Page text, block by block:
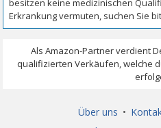
Über uns •